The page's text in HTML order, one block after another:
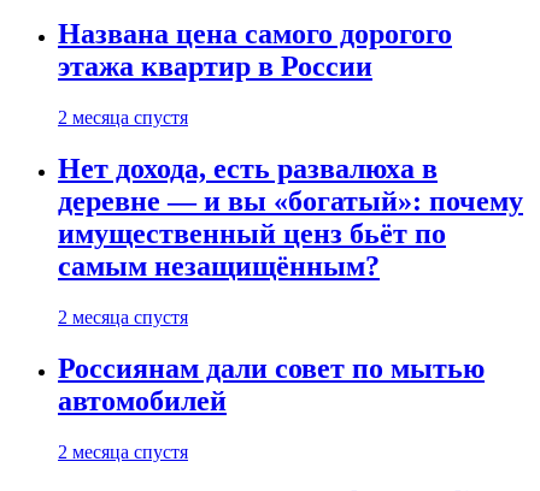
Названа цена самого дорогого
этажа квартир в России
2 месяца спустя
Нет дохода, есть развалюха в
деревне — и вы «богатый»: почему
имущественный ценз бьёт по
самым незащищённым?
2 месяца спустя
Россиянам дали совет по мытью
автомобилей
2 месяца спустя